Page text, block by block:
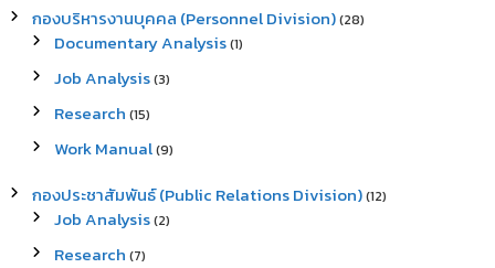
กองบริหารงานบุคคล (Personnel Division)(28)
Documentary Analysis(1)
Job Analysis(3)
Research (15)
Work Manual(9)
กองประชาสัมพันธ์ (Public Relations Division)(12)
Job Analysis(2)
Research (7)